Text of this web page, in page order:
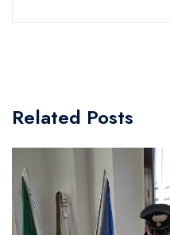
Related Posts